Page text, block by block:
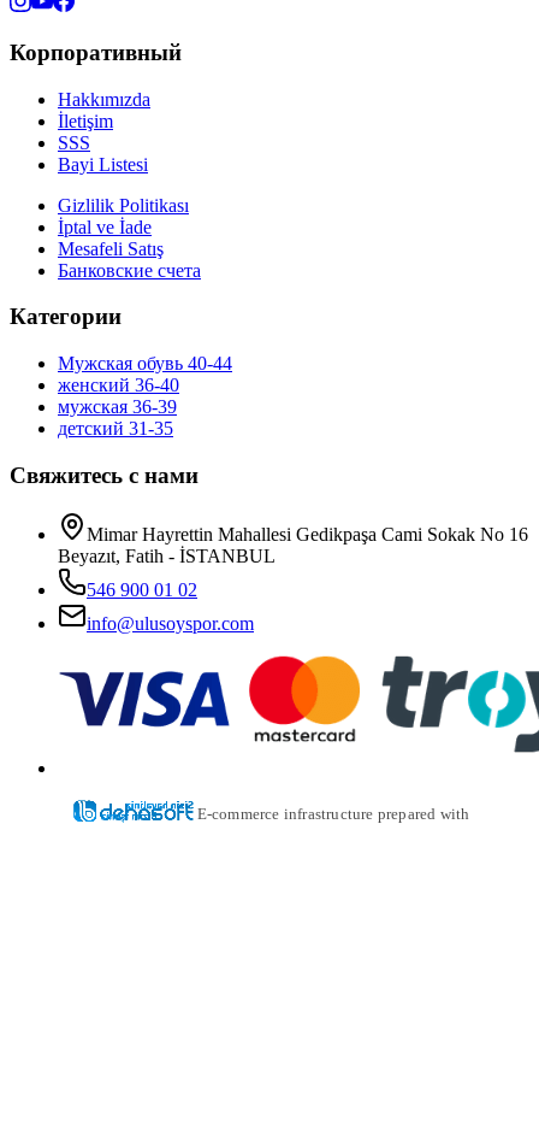
Корпоративный
Hakkımızda
İletişim
SSS
Bayi Listesi
Gizlilik Politikası
İptal ve İade
Mesafeli Satış
Банковские счета
Категории
Мужская обувь 40-44
женский 36-40
мужская 36-39
детский 31-35
Свяжитесь с нами
Mimar Hayrettin Mahallesi Gedikpaşa Cami Sokak No 16
Beyazıt, Fatih - İSTANBUL
546 900 01 02
info@ulusoyspor.com
E-commerce infrastructure prepared with